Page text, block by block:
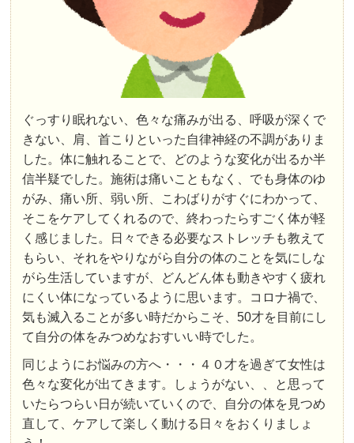
ぐっすり眠れない、色々な痛みが出る、呼吸が深くで
きない、肩、首こりといった自律神経の不調がありま
した。体に触れることで、どのような変化が出るか半
信半疑でした。施術は痛いこともなく、でも身体のゆ
がみ、痛い所、弱い所、こわばりがすぐにわかって、
そこをケアしてくれるので、終わったらすごく体が軽
く感じました。日々できる必要なストレッチも教えて
もらい、それをやりながら自分の体のことを気にしな
がら生活していますが、どんどん体も動きやすく疲れ
にくい体になっているように思います。コロナ禍で、
気も滅入ることが多い時だからこそ、50才を目前にし
て自分の体をみつめなおすいい時でした。
同じようにお悩みの方へ・・・４０才を過ぎて女性は
色々な変化が出てきます。しょうがない、、と思って
いたらつらい日が続いていくので、自分の体を見つめ
直して、ケアして楽しく動ける日々をおくりましょ